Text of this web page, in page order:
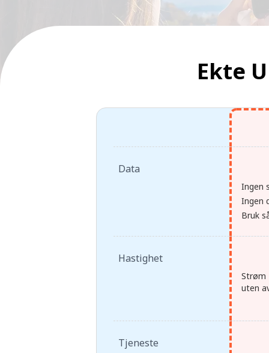
Ekte
Data
Ingen
Ingen
Bruk
Hastighet
Strøm
uten
Tjeneste